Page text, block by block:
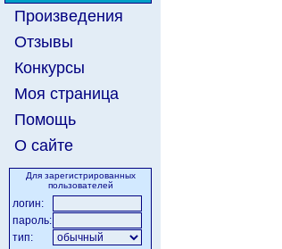
Произведения
Отзывы
Конкурсы
Моя страница
Помощь
О сайте
Для зарегистрированных
пользователей
логин:
пароль:
тип: